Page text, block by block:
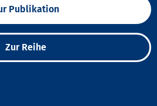
Publikation
Zur Reihe